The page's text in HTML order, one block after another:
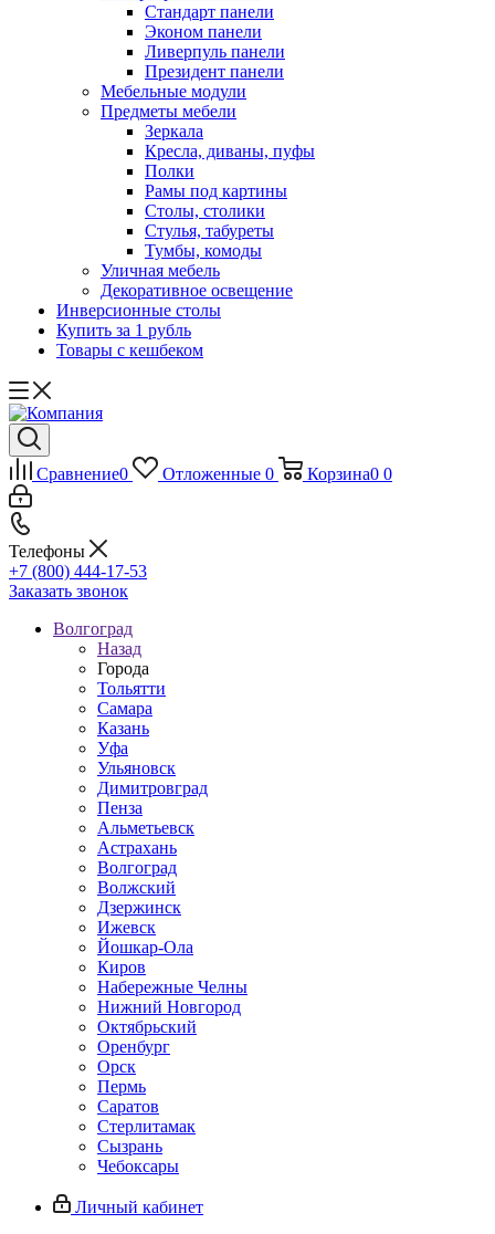
Стандарт панели
Эконом панели
Ливерпуль панели
Президент панели
Мебельные модули
Предметы мебели
Зеркала
Кресла, диваны, пуфы
Полки
Рамы под картины
Столы, столики
Стулья, табуреты
Тумбы, комоды
Уличная мебель
Декоративное освещение
Инверсионные столы
Купить за 1 рубль
Товары с кешбеком
Сравнение0 Отложенные 0 Корзина0 0
Телефоны
+7 (800) 444-17-53
Заказать звонок
Волгоград
Назад
Города
Тольятти
Самара
Казань
Уфа
Ульяновск
Димитровград
Пенза
Альметьевск
Астрахань
Волгоград
Волжский
Дзержинск
Ижевск
Йошкар-Ола
Киров
Набережные Челны
Нижний Новгород
Октябрьский
Оренбург
Орск
Пермь
Саратов
Стерлитамак
Сызрань
Чебоксары
Личный кабинет